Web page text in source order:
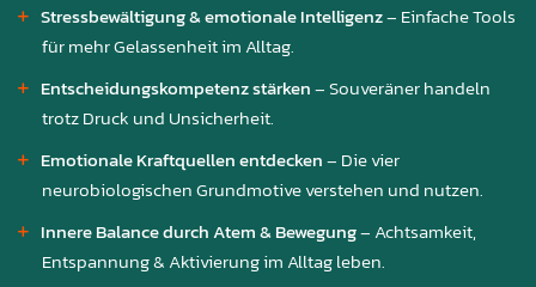
Stressbewältigung & emotionale Intelligenz– Einfache Tools
für mehr Gelassenheit im Alltag.
Entscheidungskompetenz stärken– Souveräner handeln
trotz Druck und Unsicherheit.
Emotionale Kraftquellen entdecken– Die vier
neurobiologischen Grundmotive verstehen und nutzen.
Innere Balance durch Atem & Bewegung– Achtsamkeit,
Entspannung & Aktivierung im Alltag leben.